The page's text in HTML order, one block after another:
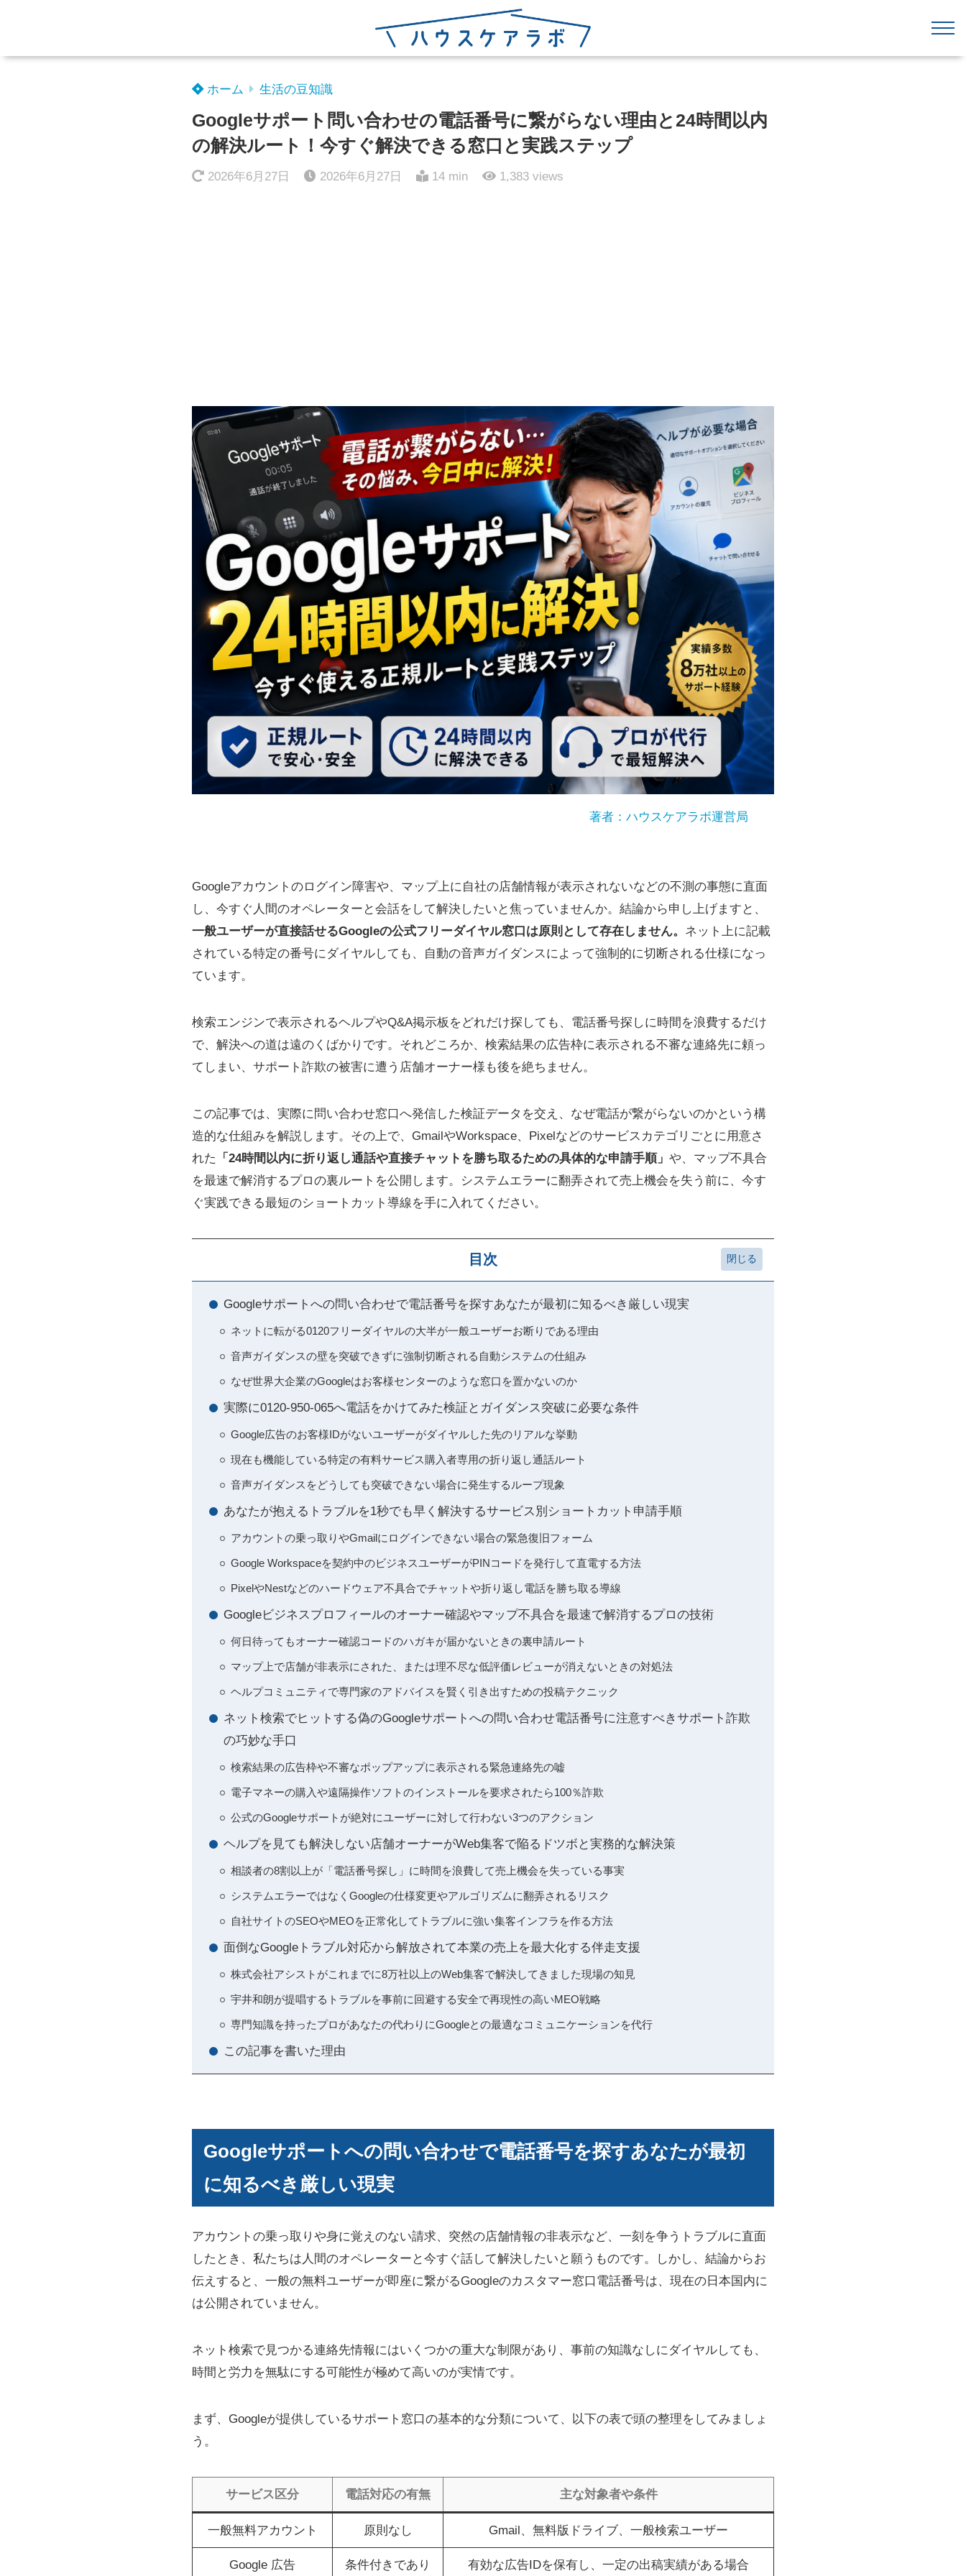
ホーム 生活の豆知識
Googleサポート問い合わせの電話番号に繋がらない理由と24時間以内
の解決ルート！今すぐ解決できる窓口と実践ステップ
2026年6月27日 2026年6月27日 14 min 1,383 views
著者：ハウスケアラボ運営局
Googleアカウントのログイン障害や、マップ上に自社の店舗情報が表示されないなどの不測の事態に直面
し、今すぐ人間のオペレーターと会話をして解決したいと焦っていませんか。結論から申し上げますと、
一般ユーザーが直接話せるGoogleの公式フリーダイヤル窓口は原則として存在しません。 ネット上に記載
されている特定の番号にダイヤルしても、自動の音声ガイダンスによって強制的に切断される仕様になっ
ています。
検索エンジンで表示されるヘルプやQ&A掲示板をどれだけ探しても、電話番号探しに時間を浪費するだけ
で、解決への道は遠のくばかりです。それどころか、検索結果の広告枠に表示される不審な連絡先に頼っ
てしまい、サポート詐欺の被害に遭う店舗オーナー様も後を絶ちません。
この記事では、実際に問い合わせ窓口へ発信した検証データを交え、なぜ電話が繋がらないのかという構
造的な仕組みを解説します。その上で、GmailやWorkspace、Pixelなどのサービスカテゴリごとに用意さ
れた
「24時間以内に折り返し通話や直接チャットを勝ち取るための具体的な申請手順」 や、マップ不具合
を最速で解消するプロの裏ルートを公開します。システムエラーに翻弄されて売上機会を失う前に、今す
ぐ実践できる最短のショートカット導線を手に入れてください。
目次
Googleサポートへの問い合わせで電話番号を探すあなたが最初に知るべき厳しい現実
ネットに転がる0120フリーダイヤルの大半が一般ユーザーお断りである理由
音声ガイダンスの壁を突破できずに強制切断される自動システムの仕組み
なぜ世界大企業のGoogleはお客様センターのような窓口を置かないのか
実際に0120-950-065へ電話をかけてみた検証とガイダンス突破に必要な条件
Google広告のお客様IDがないユーザーがダイヤルした先のリアルな挙動
現在も機能している特定の有料サービス購入者専用の折り返し通話ルート
音声ガイダンスをどうしても突破できない場合に発生するループ現象
あなたが抱えるトラブルを1秒でも早く解決するサービス別ショートカット申請手順
アカウントの乗っ取りやGmailにログインできない場合の緊急復旧フォーム
Google Workspaceを契約中のビジネスユーザーがPINコードを発行して直電する方法
PixelやNestなどのハードウェア不具合でチャットや折り返し電話を勝ち取る導線
Googleビジネスプロフィールのオーナー確認やマップ不具合を最速で解消するプロの技術
何日待ってもオーナー確認コードのハガキが届かないときの裏申請ルート
マップ上で店舗が非表示にされた、または理不尽な低評価レビューが消えないときの対処法
ヘルプコミュニティで専門家のアドバイスを賢く引き出すための投稿テクニック
ネット検索でヒットする偽のGoogleサポートへの問い合わせ電話番号に注意すべきサポート詐欺
の巧妙な手口
検索結果の広告枠や不審なポップアップに表示される緊急連絡先の嘘
電子マネーの購入や遠隔操作ソフトのインストールを要求されたら100％詐欺
公式のGoogleサポートが絶対にユーザーに対して行わない3つのアクション
ヘルプを見ても解決しない店舗オーナーがWeb集客で陥るドツボと実務的な解決策
相談者の8割以上が「電話番号探し」に時間を浪費して売上機会を失っている事実
システムエラーではなくGoogleの仕様変更やアルゴリズムに翻弄されるリスク
自社サイトのSEOやMEOを正常化してトラブルに強い集客インフラを作る方法
面倒なGoogleトラブル対応から解放されて本業の売上を最大化する伴走支援
株式会社アシストがこれまでに8万社以上のWeb集客で解決してきました現場の知見
宇井和朗が提唱するトラブルを事前に回避する安全で再現性の高いMEO戦略
専門知識を持ったプロがあなたの代わりにGoogleとの最適なコミュニケーションを代行
この記事を書いた理由
Googleサポートへの問い合わせで電話番号を探すあなたが最初
に知るべき厳しい現実
アカウントの乗っ取りや身に覚えのない請求、突然の店舗情報の非表示など、一刻を争うトラブルに直面
したとき、私たちは人間のオペレーターと今すぐ話して解決したいと願うものです。しかし、結論からお
伝えすると、一般の無料ユーザーが即座に繋がるGoogleのカスタマー窓口電話番号は、現在の日本国内に
は公開されていません。
ネット検索で見つかる連絡先情報にはいくつかの重大な制限があり、事前の知識なしにダイヤルしても、
時間と労力を無駄にする可能性が極めて高いのが実情です。
まず、Googleが提供しているサポート窓口の基本的な分類について、以下の表で頭の整理をしてみましょ
う。
サービス区分 電話対応の有無 主な対象者や条件
一般無料アカウント 原則なし Gmail、無料版ドライブ、一般検索ユーザー
Google 広告 条件付きであり 有効な広告IDを保有し、一定の出稿実績がある場合